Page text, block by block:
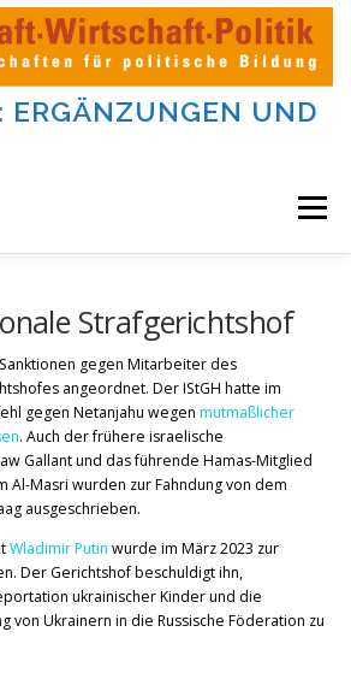
ERGÄNZUNGEN UND
Menü
KATEGORIEN DIESER SEITE
SEITE IMPRESSUM
Strafgerichtshof
gegen Mitarbeiter des
angeordnet. Der IStGH hatte im
gegen Netanjahu wegen mutmaßlicher
. Auch der frühere israelische
Gallant und das führende Hamas-Mitglied
Al-Masri wurden zur Fahndung von dem
ausgeschrieben.
Wladimir Putin wurde im März 2023 zur
Der Gerichtshof beschuldigt ihn,
ukrainischer Kinder und die
von Ukrainern in die Russische Föderation zu